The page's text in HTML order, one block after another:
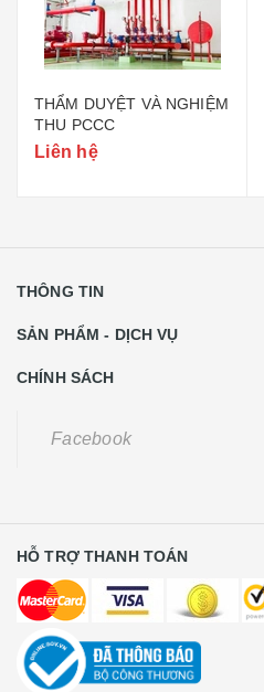
THẨM DUYỆT VÀ NGHIỆM
THU PCCC
Liên hệ
THÔNG TIN
SẢN PHẨM - DỊCH VỤ
CHÍNH SÁCH
Facebook
HỖ TRỢ THANH TOÁN